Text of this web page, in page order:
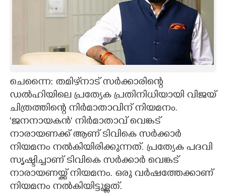
ZOOM
CONTACT US
ചെന്നൈ: തമിഴ്‌നാട് സര്‍ക്കാരിന്റെ
ഡല്‍ഹിയിലെ പ്രത്യേക പ്രതിനിധിയായി വിജയ്
ചിത്രത്തിന്റെ നിര്‍മാതാവിന് നിയമനം.
'ജനനായകന്‍' നിര്‍മാതാവ് വെങ്കട്
നാരായണക്ക് ആണ് ടിവികെ സര്‍ക്കാര്‍
നിയമനം നല്‍കിയിരിക്കുന്നത്. പ്രത്യേക പദവി
സൃഷ്ടിച്ചാണ് ടിവികെ സര്‍ക്കാര്‍ വെങ്കട്
നാരായണയ്ക്ക് നിയമനം. ഒരു വര്‍ഷത്തേക്കാണ്
നിയമനം നല്‍കിയിട്ടുള്ളത്.